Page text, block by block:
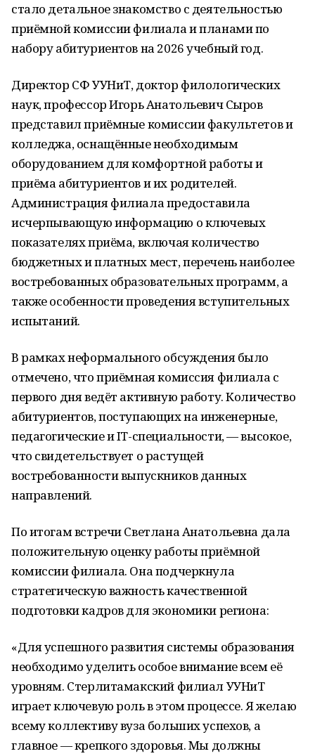
стало детальное знакомство с деятельностью
приёмной комиссии филиала и планами по
набору абитуриентов на 2026 учебный год.
Директор СФ УУНиТ, доктор филологических
наук, профессор Игорь Анатольевич Сыров
представил приёмные комиссии факультетов и
колледжа, оснащённые необходимым
оборудованием для комфортной работы и
приёма абитуриентов и их родителей.
Администрация филиала предоставила
исчерпывающую информацию о ключевых
показателях приёма, включая количество
бюджетных и платных мест, перечень наиболее
востребованных образовательных программ, а
также особенности проведения вступительных
испытаний.
В рамках неформального обсуждения было
отмечено, что приёмная комиссия филиала с
первого дня ведёт активную работу. Количество
абитуриентов, поступающих на инженерные,
педагогические и IT-специальности, — высокое,
что свидетельствует о растущей
востребованности выпускников данных
направлений.
По итогам встречи Светлана Анатольевна дала
положительную оценку работы приёмной
комиссии филиала. Она подчеркнула
стратегическую важность качественной
подготовки кадров для экономики региона:
«Для успешного развития системы образования
необходимо уделить особое внимание всем её
уровням. Стерлитамакский филиал УУНиТ
играет ключевую роль в этом процессе. Я желаю
всему коллективу вуза больших успехов, а
главное — крепкого здоровья. Мы должны